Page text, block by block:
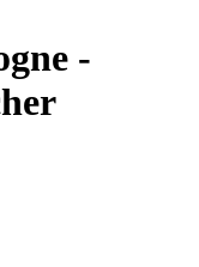
-